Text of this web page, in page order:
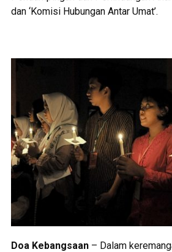
dan ‘Komisi Hubungan Antar Umat’.
Doa Kebangsaan – Dalam